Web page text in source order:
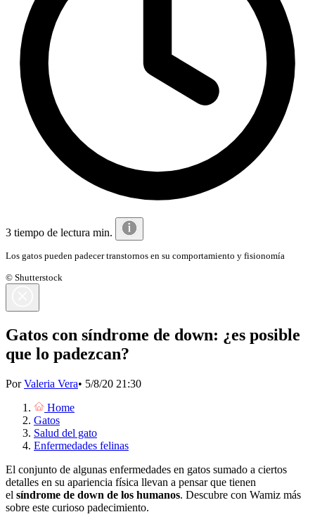
3 tiempo de lectura min.
Los gatos pueden padecer transtornos en su comportamiento y fisionomía
© Shutterstock
Gatos con síndrome de down: ¿es posible
que lo padezcan?
PorValeria Vera• 5/8/20 21:30
Home
Gatos
Salud del gato
Enfermedades felinas
El conjunto de algunas enfermedades en gatos sumado a ciertos
detalles en su apariencia física llevan a pensar que tienen
el síndrome de down de los humanos. Descubre con Wamiz más
sobre este curioso padecimiento.